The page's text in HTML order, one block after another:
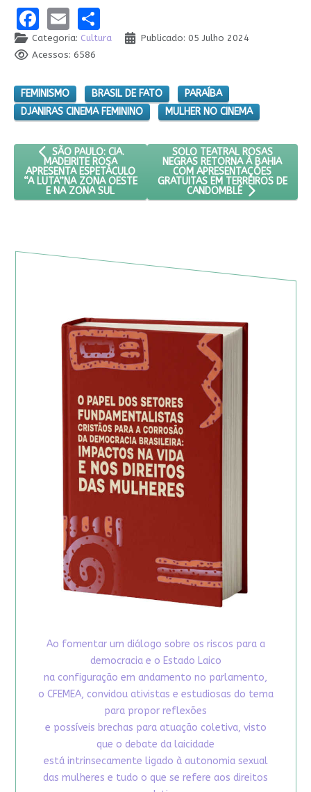
Facebook
EmailShare
Categoria: Cultura
Publicado: 05 Julho 2024
Acessos: 6586
FEMINISMO BRASIL DE FATO
PARAÍBA
DJANIRAS CINEMA FEMININO
MULHER NO CINEMA
ARTIGO ANTERIOR: SÃO PAULO: CIA. MADEIRITE ROSA
SÃO PAULO: CIA.
MADEIRITE ROSA
APRESENTA ESPETÁCULO
“A LUTA”NA ZONA OESTE
E NA ZONA SUL
PRÓXIMO ARTIGO: SOLO
SOLO TEATRAL ROSAS
NEGRAS RETORNA À BAHIA
COM APRESENTAÇÕES
GRATUITAS EM TERREIROS DE
CANDOMBLÉ
Ao fomentar um diálogo sobre os riscos para a
democracia e o Estado Laico
na configuração em andamento no parlamento,
o CFEMEA, convidou ativistas e estudiosas do tema
para propor reflexões
e possíveis brechas para atuação coletiva, visto
que o debate da laicidade
está intrinsecamente ligado à autonomia sexual
das mulheres e tudo o que se refere aos direitos